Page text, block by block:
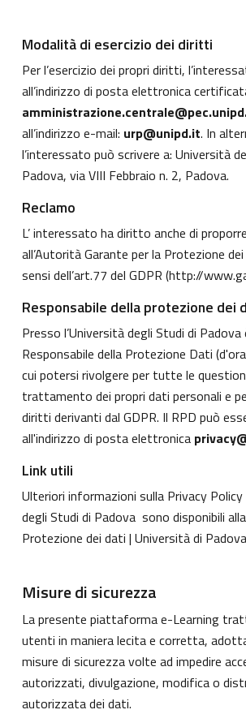
Modalità di esercizio dei diritti
Per l’esercizio dei propri diritti,
all’indirizzo di posta elettronica
all’indirizzo e-mail: urp@unipd.it. In
l’interessato può scrivere a: Università
Padova, via VIII Febbraio n. 2, Padova.
Reclamo
L’ interessato ha diritto anche di
all’Autorità Garante per la Protezione
sensi dell’art.77 del GDPR (http://
Responsabile della protezione dei
Presso l’Università degli Studi di
Responsabile della Protezione Dati
cui potersi rivolgere per tutte le
trattamento dei propri dati personali e
diritti derivanti dal GDPR. Il RPD può
all'indirizzo di posta elettronica
Link utili
Ulteriori informazioni sulla Privacy Policy
degli Studi di Padova sono disponibili
Protezione dei dati | Università di Padova
Misure di sicurezza
La presente piattaforma e-Learning
utenti in maniera lecita e corretta,
misure di sicurezza volte ad impedire
autorizzati, divulgazione, modifica o
autorizzata dei dati.